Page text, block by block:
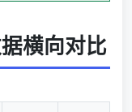
横向对比